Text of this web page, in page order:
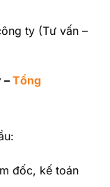
ty (Tư vấn –
– Tổng
đốc, kế toán